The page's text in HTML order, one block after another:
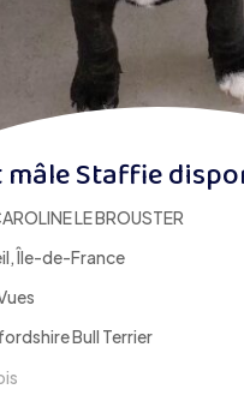
Staffie
LE BROUSTER
,Île-de-France
Bull Terrier